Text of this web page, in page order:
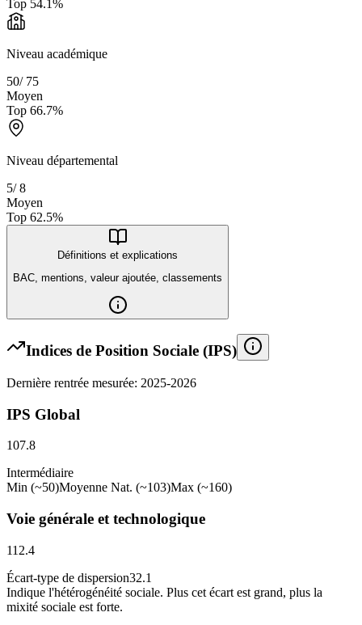
Top 54.1 %
Niveau académique
50/ 75
Moyen
Top 66.7%
Niveau départemental
5/8
Moyen
Top 62.5%
Définitions et explications
BAC, mentions, valeur ajoutée, classements
Indices de Position Sociale (IPS)
Dernière rentrée mesurée: 2025-2026
IPS Global
107.8
Intermédiaire
Min (~50)Moyenne Nat. (~103)Max (~160)
Voie générale et technologique
112.4
Écart-type de dispersion32.1
Indique l'hétérogénéité sociale. Plus cet écart est grand, plus la
mixité sociale est forte.